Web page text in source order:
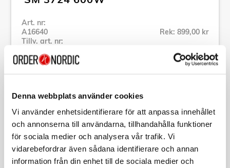
Denna webbplats använder cookies
Vi använder enhetsidentifierare för att anpassa innehållet
och annonserna till användarna, tillhandahålla funktioner
för sociala medier och analysera vår trafik. Vi
vidarebefordrar även sådana identifierare och annan
information från din enhet till de sociala medier och
Art. nr:
A16640
Tillv. art. nr:
Rek: 899,00 kr
Se alla produkter inom Severin
Beskrivning
Art. nr:A16640